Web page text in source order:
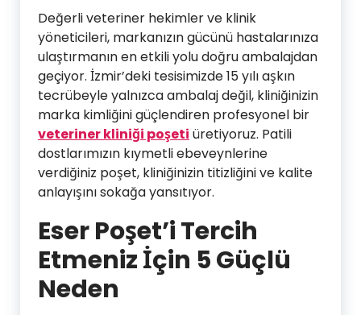
Değerli veteriner hekimler ve klinik
yöneticileri, markanızın gücünü hastalarınıza
ulaştırmanın en etkili yolu doğru ambalajdan
geçiyor. İzmir’deki tesisimizde 15 yılı aşkın
tecrübeyle yalnızca ambalaj değil, kliniğinizin
marka kimliğini güçlendiren profesyonel bir
veteriner kliniği poşeti üretiyoruz. Patili
dostlarımızın kıymetli ebeveynlerine
verdiğiniz poşet, kliniğinizin titizliğini ve kalite
anlayışını sokağa yansıtıyor.
Eser Poşet’i Tercih
Etmeniz İçin 5 Güçlü
Neden